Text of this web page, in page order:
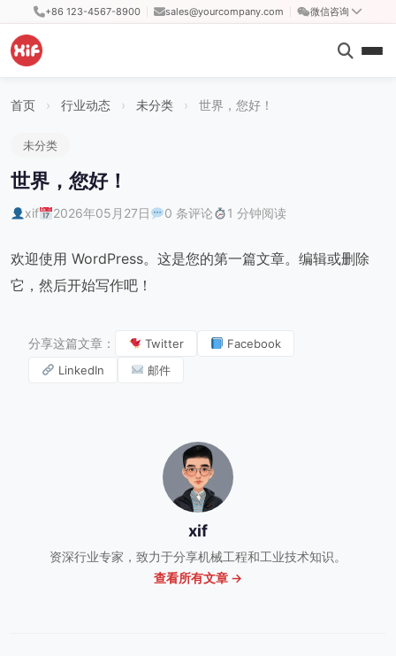
+86 123-4567-8900 sales@yourcompany.com 微信咨询
首页 › 行业动态 › 未分类 › 世界，您好！
未分类
世界，您好！
xif 2026年05月27日 0 条评论 1 分钟阅读
欢迎使用 WordPress。这是您的第一篇文章。编辑或删除
它，然后开始写作吧！
分享这篇文章： Twitter
Facebook
LinkedIn
邮件
xif
资深行业专家，致力于分享机械工程和工业技术知识。
查看所有文章 →